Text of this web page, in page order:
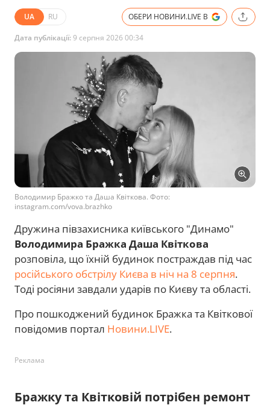
UA RU ОБЕРИ НОВИНИ.LIVE В
Дата публікації:9 серпня 2026 00:34
Володимир Бражко та Даша Квіткова. Фото:
instagram.com/vova.brazhko
Дружина півзахисника київського "Динамо"
Володимира Бражка Даша Квіткова
розповіла, що їхній будинок постраждав під час
російського обстрілу Києва в ніч на 8 серпня.
Тоді росіяни завдали ударів по Києву та області.
Про пошкоджений будинок Бражка та Квіткової
повідомив портал Новини.LIVE.
Реклама
Бражку та Квітковій потрібен ремонт